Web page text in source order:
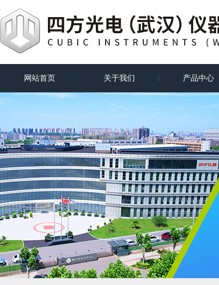
网站首页 关于我们 产品中心